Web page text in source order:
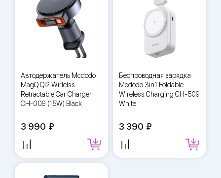
Автодержатель Mcdodo
MagQ Qi2 Wirlelss
Retractable Car Charger
CH-009 (15W) Black
3 990
Беспроводная зарядка
Mcdodo 3in1 Foldable
Wireless Charging CH-509
White
3 390